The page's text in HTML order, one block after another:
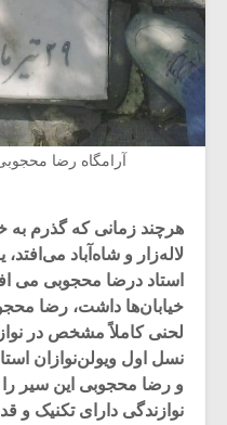
آرامگاه رضا
هرچند زمانی که گذرم به
لاله‌زار و شاه‌آباد
استاد درضا محجوبی می
خیابان‌ها داشت، رضا
لحنی کاملاً مشخص در
نسل اول ویولن‌نوازان
و رضا محجوبی این سیر
نوازندگی دارای تکنیک و